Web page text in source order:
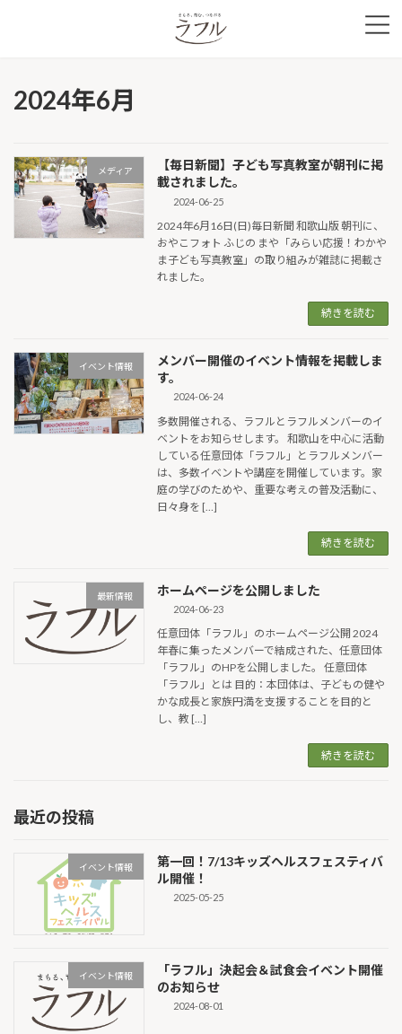
2024年6月
メディア
【毎日新聞】子ども写真教室が朝刊に掲
載されました。
2024-06-25
2024年6月16日(日)毎日新聞 和歌山版 朝刊に、
おやこフォト ふじの まや「みらい応援！わかや
ま子ども写真教室」の取り組みが雑誌に掲載さ
れました。
続きを読む
イベント情報
メンバー開催のイベント情報を掲載しま
す。
2024-06-24
多数開催される、ラフルとラフルメンバーのイ
ベントをお知らせします。 和歌山を中心に活動
している任意団体「ラフル」とラフルメンバー
は、多数イベントや講座を開催しています。家
庭の学びのためや、重要な考えの普及活動に、
日々身を […]
続きを読む
最新情報 ホームページを公開しました
2024-06-23
任意団体「ラフル」のホームページ公開 2024
年春に集ったメンバーで結成された、任意団体
「ラフル」のHPを公開しました。 任意団体
「ラフル」とは 目的：本団体は、子どもの健や
かな成長と家族円満を支援することを目的と
し、教 […]
続きを読む
最近の投稿
イベント情報
第一回！7/13キッズヘルスフェスティバ
ル開催！
2025-05-25
イベント情報
「ラフル」決起会＆試食会イベント開催
のお知らせ
2024-08-01